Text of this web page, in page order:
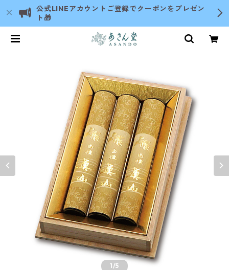
公式LINEアカウントご登録でクーポンをプレゼン
ト🎁
1/5